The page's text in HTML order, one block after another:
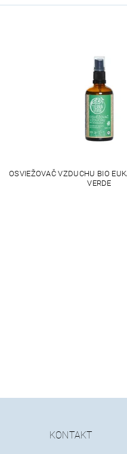
OSVIEŽOVAČ VZDUCHU BIO
VERDE
KONTAKT